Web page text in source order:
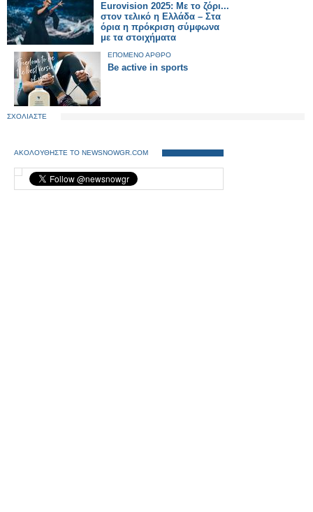
Eurovision 2025: Με το ζόρι...
στον τελικό η Ελλάδα – Στα
όρια η πρόκριση σύμφωνα
με τα στοιχήματα
ΕΠΟΜΕΝΟ ΑΡΘΡΟ
Be active in sports
ΣΧΟΛΙΑΣΤΕ
ΑΚΟΛΟΥΘΗΣΤΕ ΤΟ NEWSNOWGR.COM